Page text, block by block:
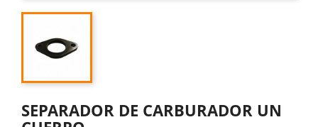
SEPARADOR DE CARBURADOR UN